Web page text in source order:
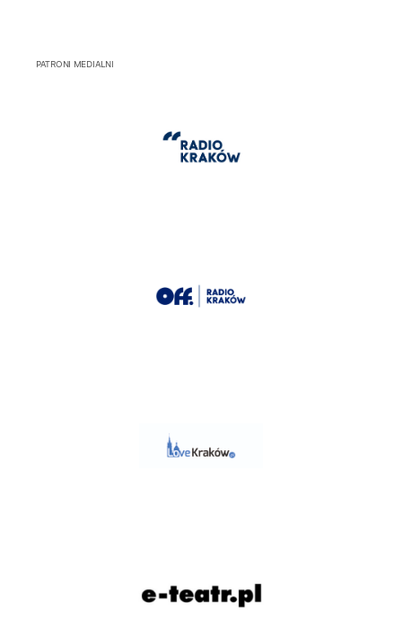
PATRONI MEDIALNI